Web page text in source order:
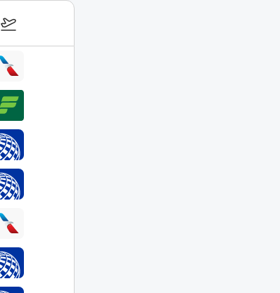
17–23 de agosto de 2026